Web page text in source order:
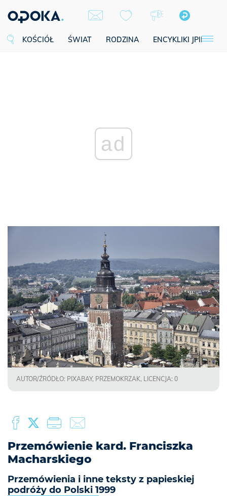
KOŚCIÓŁ ŚWIAT RODZINA ENCYKLIKI JPII
ad
AUTOR/ŹRÓDŁO: PIXABAY, PRZEMOKRZAK, LICENCJA: 0
Przemówienie kard. Franciszka
Macharskiego
Przemówienia i inne teksty z papieskiej
podróży do Polski 1999